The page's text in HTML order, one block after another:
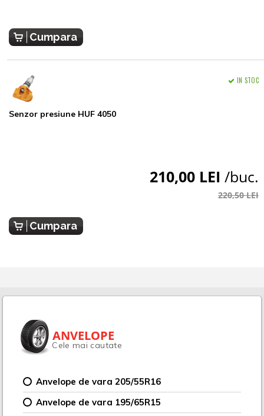
Cumpara
Senzor presiune HUF 4050
IN STOC
210,00 LEI /buc.
220,50 LEI
Cumpara
ANVELOPE
Cele mai cautate
Anvelope de vara 205/55R16
Anvelope de vara 195/65R15